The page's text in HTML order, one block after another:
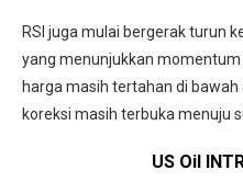
RSI juga mulai bergerak turun
yang menunjukkan
harga masih tertahan di
koreksi masih terbuka menuju
US Oil